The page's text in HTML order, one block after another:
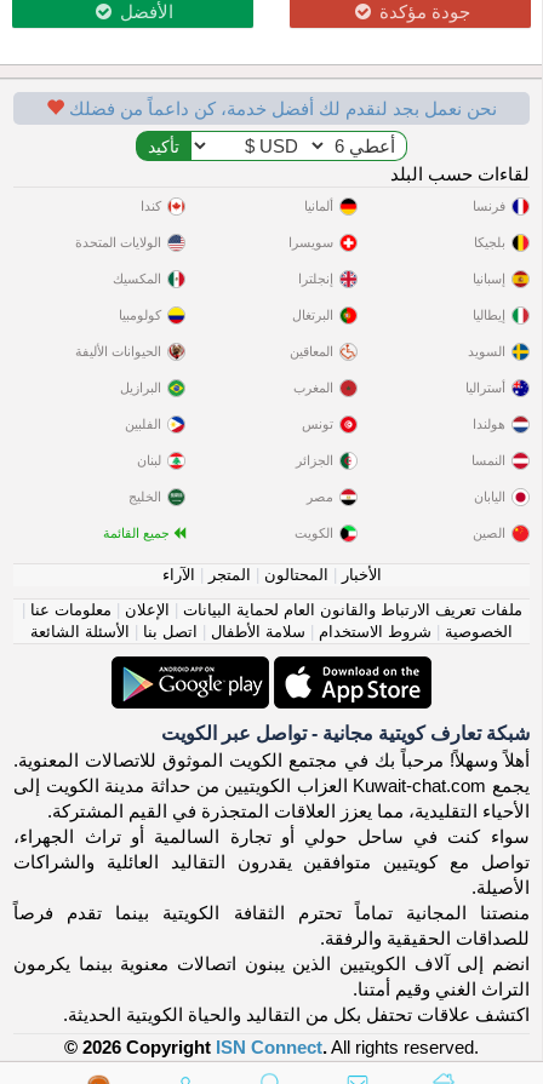
جودة مؤكدة الأفضل
نحن نعمل بجد لنقدم لك أفضل خدمة، كن داعماً من فضلك
لقاءات حسب البلد
فرنسا
بلجيكا
إسبانيا
إيطاليا
السويد
ألمانيا
سويسرا
إنجلترا
البرتغال
المعاقين
كندا
الولايات المتحدة
المكسيك
كولومبيا
الحيوانات الأليفة
أستراليا
هولندا
النمسا
اليابان
الصين
المغرب
تونس
الجزائر
مصر
الكويت
البرازيل
الفلبين
لبنان
الخليج
جميع القائمة
الأخبار المحتالون المتجر
الآراء
ملفات تعريف الارتباط والقانون العام لحماية البيانات
الإعلان معلومات عنا
الخصوصية
شروط الاستخدام سلامة الأطفال اتصل بنا الأسئلة الشائعة
شبكة تعارف كويتية مجانية - تواصل عبر الكويت
أهلاً وسهلاً! مرحباً بك في مجتمع الكويت الموثوق للاتصالات المعنوية.
يجمع Kuwait-chat.com العزاب الكويتيين من حداثة مدينة الكويت إلى
الأحياء التقليدية، مما يعزز العلاقات المتجذرة في القيم المشتركة.
سواء كنت في ساحل حولي أو تجارة السالمية أو تراث الجهراء،
تواصل مع كويتيين متوافقين يقدرون التقاليد العائلية والشراكات
الأصيلة.
منصتنا المجانية تماماً تحترم الثقافة الكويتية بينما تقدم فرصاً
للصداقات الحقيقية والرفقة.
انضم إلى آلاف الكويتيين الذين يبنون اتصالات معنوية بينما يكرمون
التراث الغني وقيم أمتنا.
اكتشف علاقات تحتفل بكل من التقاليد والحياة الكويتية الحديثة.
© 2026 Copyright ISN Connect.All rights reserved.